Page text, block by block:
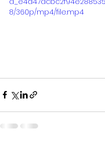
8/360p/mp4/file.mp4